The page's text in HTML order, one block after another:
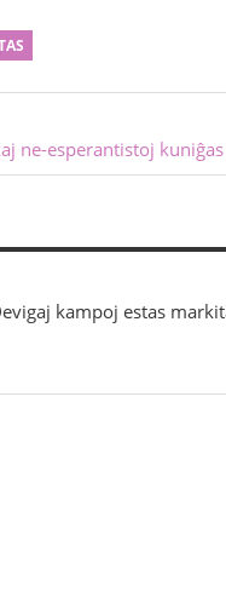
ne-esperantistoj
kampoj estas